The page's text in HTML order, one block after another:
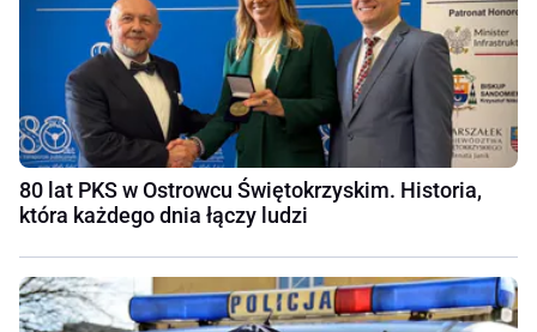
80 lat PKS w Ostrowcu Świętokrzyskim. Historia,
która każdego dnia łączy ludzi